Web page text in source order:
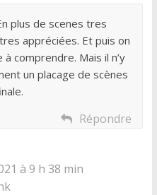
plus de scenes tres
appréciées. Et puis on
à comprendre. Mais il n’y
un placage de scènes
Répondre
à 9 h 38 min